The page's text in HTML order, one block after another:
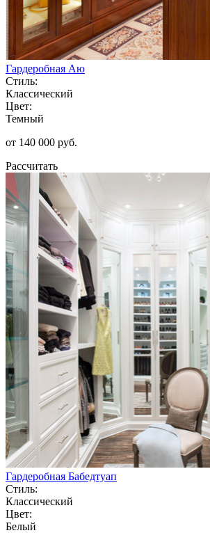
Гардеробная Аю
Стиль:
Классический
Цвет:
Темный
от 140 000 руб.
Рассчитать
Гардеробная Бабедтуап
Стиль:
Классический
Цвет:
Белый